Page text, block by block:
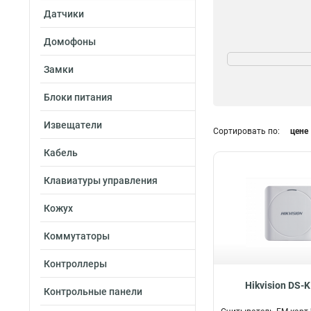
Датчики
Домофоны
Замки
Блоки питания
Извещатели
Кабель
Клавиатуры управления
Кожух
Коммутаторы
Контроллеры
Контрольные панели
IP64 12
Размер
117х675х143мм
856х865х14мм
118х76х23мм
1159х433х17мм
Сортировать по: цене
Hikvision DS-